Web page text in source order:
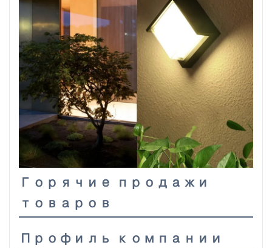
Горячие продажи
товаров
Профиль компании